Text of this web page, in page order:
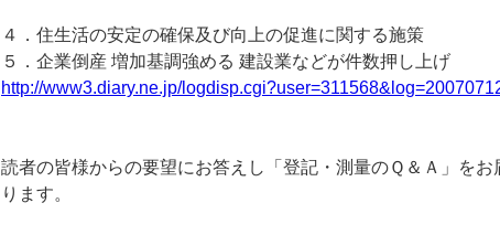
４．住生活の安定の確保及び向上の促進に関する施策
５．企業倒産 増加基調強める 建設業などが件数押し上げ
http://www3.diary.ne.jp/
読者の皆様からの要望にお答えし「登記・測量のＱ＆Ａ」をお
ります。